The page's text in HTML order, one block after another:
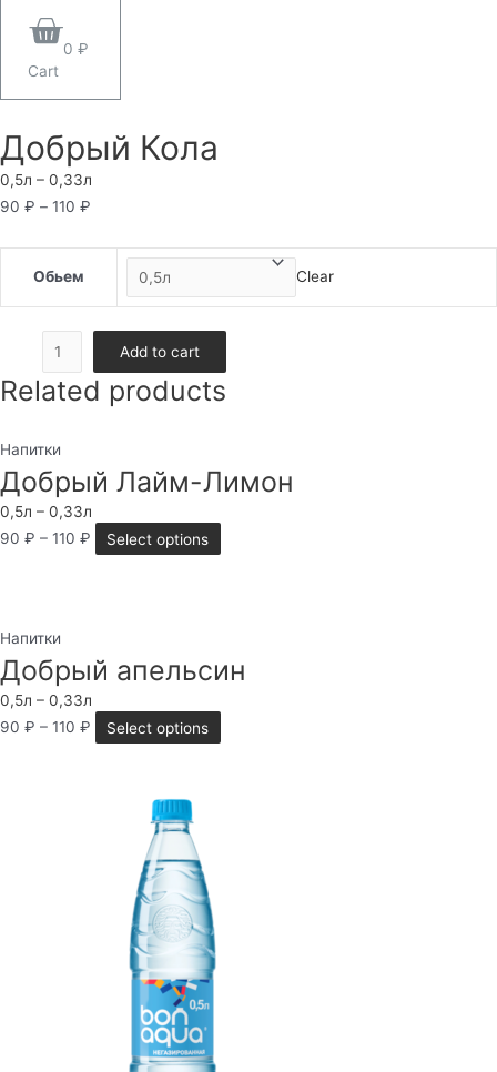
0 ₽
Cart
Добрый Кола
0,5л – 0,33л
90 ₽ – 110 ₽
Обьем Clear
quantity
Add to cart
Related products
Напитки
Добрый Лайм-Лимон
0,5л – 0,33л
90 ₽ – 110 ₽ Select options
Напитки
Добрый апельсин
0,5л – 0,33л
90 ₽ – 110 ₽ Select options